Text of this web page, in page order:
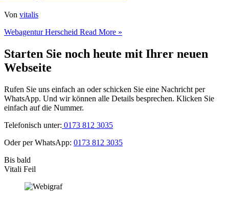
Von vitalis
Webagentur Herscheid Read More »
Starten Sie noch heute mit Ihrer neuen
Webseite
Rufen Sie uns einfach an oder schicken Sie eine Nachricht per
WhatsApp. Und wir können alle Details besprechen. Klicken Sie
einfach auf die Nummer.
Telefonisch unter: 0173 812 3035
Oder per WhatsApp: 0173 812 3035
Bis bald
Vitali Feil